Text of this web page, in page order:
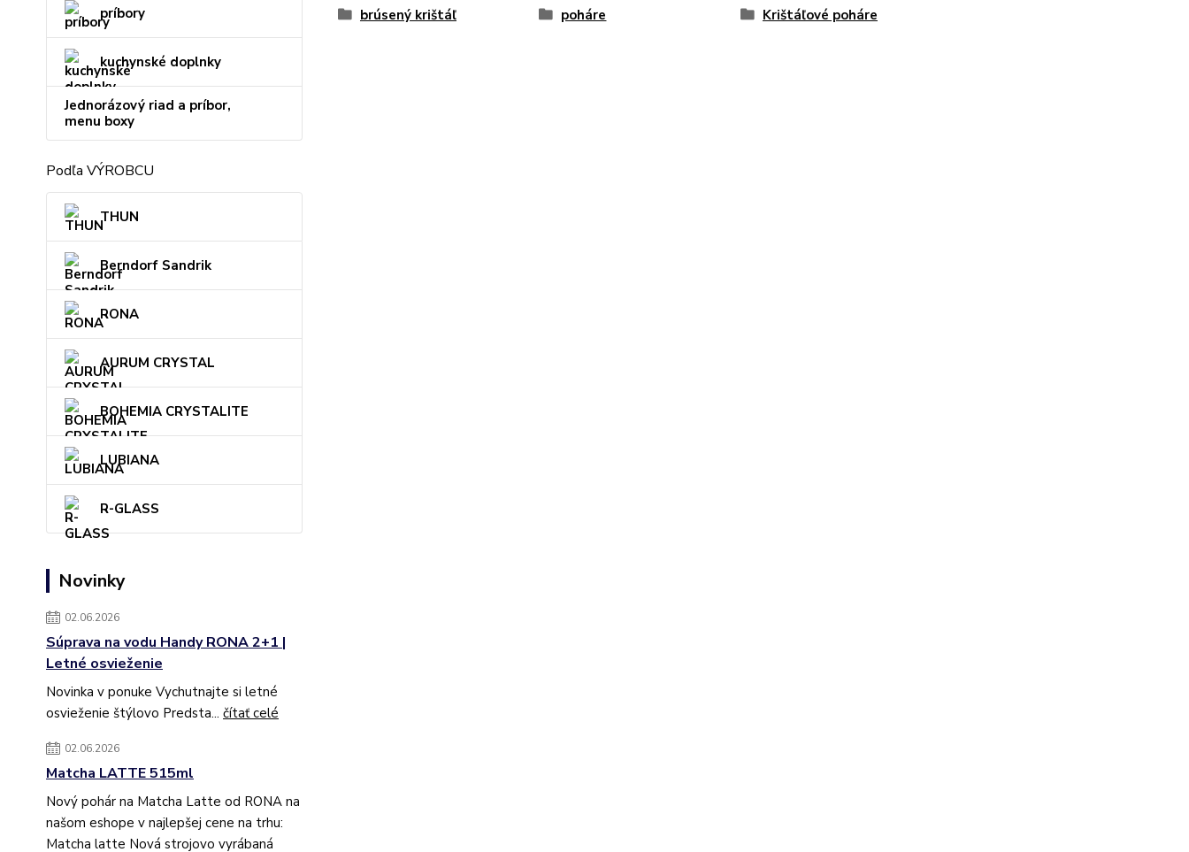
príbory
kuchynské doplnky
Jednorázový riad a príbor,
menu boxy
Podľa VÝROBCU
THUN
Berndorf Sandrik
RONA
AURUM CRYSTAL
BOHEMIA CRYSTALITE
LUBIANA
R-GLASS
Novinky
02.06.2026
Súprava na vodu Handy RONA 2+1 |
Letné osvieženie
Novinka v ponuke Vychutnajte si letné
osvieženie štýlovo Predsta... čítať celé
02.06.2026
Matcha LATTE 515ml
Nový pohár na Matcha Latte od RONA na
našom eshope v najlepšej cene na trhu:
Matcha latte Nová strojovo vyrábaná
brúsený krištáľ poháre Krištáľové poháre